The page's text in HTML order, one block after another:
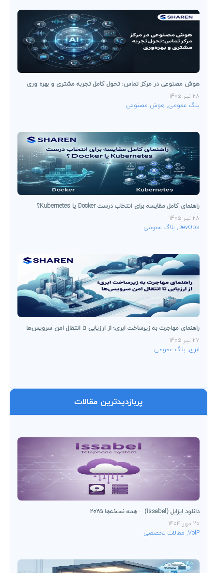
هوش مصنوعی در مرکز تماس: تحول کامل تجربه مشتری و بهره ‌وری
28 تیر 1405
بلاگ عمومی,هوش مصنوعی
راهنمای کامل مقایسه برای انتخاب درست Docker یا Kubernetes؟
28 تیر 1405
DevOps
, بلاگ عمومی
راهنمای مهاجرت به زیرساخت ابری؛ از ارزیابی تا انتقال امن سرویس‌ها
27 تیر 1405
ابری, بلاگ عمومی
پربازدیدترین مقالات
دانلود ایزابل (Issabel) – همه نسخه‌ها ۲۰۲۵
20 مهر 1404
VoIP
, مقالات تخصصی